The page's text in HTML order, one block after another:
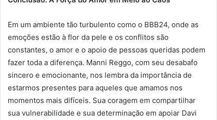
Em um ambiente tão turbulento como o BBB24, onde as
emoções estão à flor da pele e os conflitos são
constantes, o amor e o apoio de pessoas queridas podem
fazer toda a diferença. Manni Reggo, com seu desabafo
sincero e emocionante, nos lembra da importância de
estarmos presentes para aqueles que amamos nos
momentos mais difíceis. Sua coragem em compartilhar
sua vulnerabilidade e sua determinação em apoiar Davi